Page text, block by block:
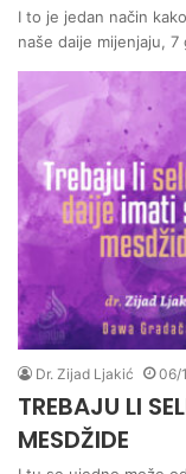
I to je jedan način
naše daije mijenjaju,
Dr. Zijad Ljakić 06/
TREBAJU LI
MESDŽIDE